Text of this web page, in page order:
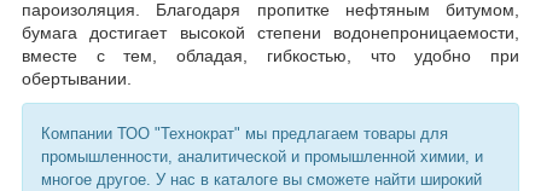
пароизоляция. Благодаря пропитке нефтяным битумом,
бумага достигает высокой степени водонепроницаемости,
вместе с тем, обладая, гибкостью, что удобно при
обертывании.
Компании ТОО "Технократ" мы предлагаем товары для
промышленности, аналитической и промышленной химии, и
многое другое. У нас в каталоге вы сможете найти широкий